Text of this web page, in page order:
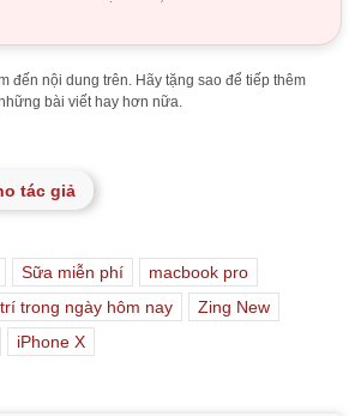
đến nội dung trên. Hãy tặng sao để tiếp thêm
bài viết hay hơn nữa.
tác giả
Sữa miễn phí
macbook pro
trong ngày hôm nay
Zing New
iPhone X